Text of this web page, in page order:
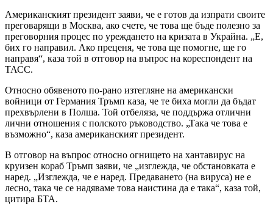
Американският президент заяви, че е готов да изпрати своите
преговарящи в Москва, ако счете, че това ще бъде полезно за
преговорния процес по уреждането на кризата в Украйна. „Е,
бих го направил. Ако преценя, че това ще помогне, ще го
направя“, каза той в отговор на въпрос на кореспондент на
ТАСС.
Относно обявеното по-рано изтегляне на американски
войници от Германия Тръмп каза, че те биха могли да бъдат
прехвърлени в Полша. Той отбеляза, че поддържа отлични
лични отношения с полското ръководство. „Така че това е
възможно“, каза американският президент.
В отговор на въпрос относно огнището на хантавирус на
круизен кораб Тръмп заяви, че „изглежда, че обстановката е
наред. „Изглежда, че е наред. Предаването (на вируса) не е
лесно, така че се надяваме това наистина да е така“, каза той,
цитира БТА.